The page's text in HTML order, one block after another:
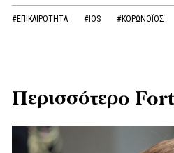
#ΕΠΙΚΑΙΡΟΤΗΤΑ #IOS #ΚΟΡΩΝOΪΟΣ
Περισσότερο